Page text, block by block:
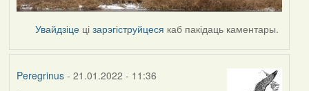
Увайдзіце цізарэгіструйцеся каб пакідаць каментары.
Peregrinus- 21.01.2022 - 11:36